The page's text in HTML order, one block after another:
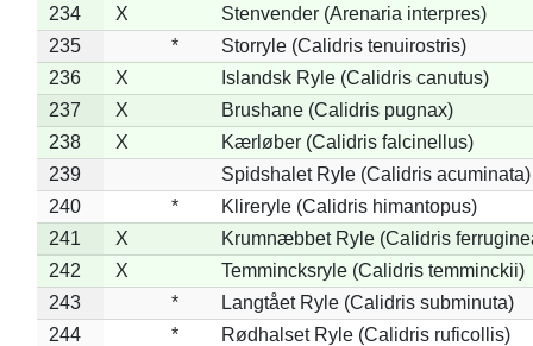
234 X
Stenvender (Arenaria interpres)
235
*
Storryle (Calidris tenuirostris)
236
X
Islandsk Ryle (Calidris canutus)
237
X
Brushane (Calidris pugnax)
238
X
Kærløber (Calidris falcinellus)
239
Spidshalet Ryle (Calidris acuminata)
240
*
Klireryle (Calidris himantopus)
241
X
Krumnæbbet Ryle (Calidris
242
X
Temmincksryle (Calidris temminckii)
243
*
Langtået Ryle (Calidris subminuta)
244
*
Rødhalset Ryle (Calidris ruficollis)